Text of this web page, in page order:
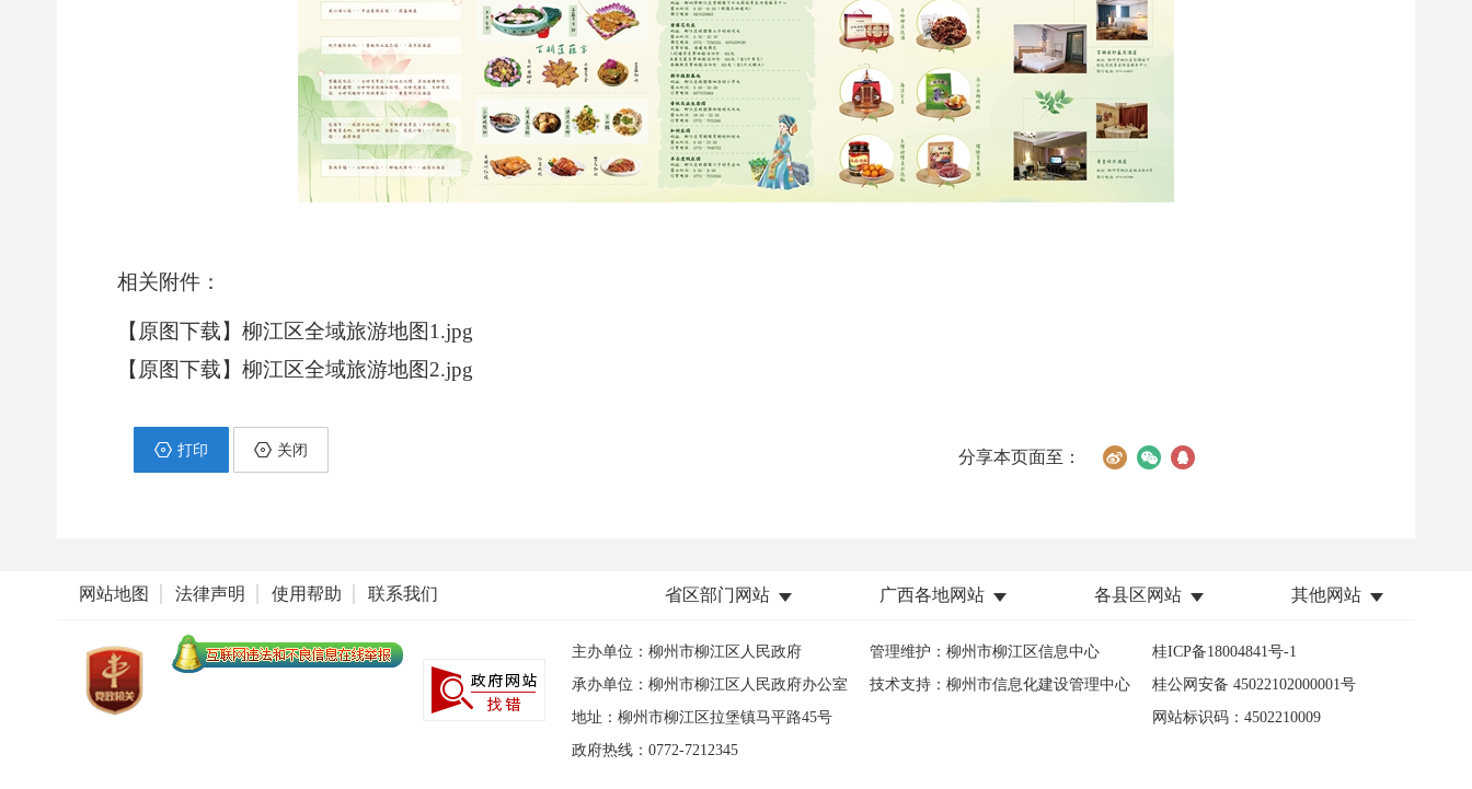
相关附件：
【原图下载】柳江区全域旅游地图1.jpg
【原图下载】柳江区全域旅游地图2.jpg
打印 关闭 分享本页面至：
网站地图 法律声明 使用帮助 联系我们 省区部门网站 广西各地网站 各县区网站 其他网站
主办单位：柳州市柳江区人民政府
承办单位：柳州市柳江区人民政府办公室
地址：柳州市柳江区拉堡镇马平路45号
政府热线：0772-7212345
管理维护：柳州市柳江区信息中心
技术支持：柳州市信息化建设管理中心
桂ICP备18004841号-1
桂公网安备 45022102000001号
网站标识码：4502210009